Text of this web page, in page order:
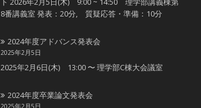
8番講義室 発表：20分, 質疑応答・準備：10分
2024年度アドバンス発表会
2025年2月5日
2025年2月6日(木) 13:00 〜 理学部C棟大会議室
2024年度卒業論文発表会
2025年2月5日